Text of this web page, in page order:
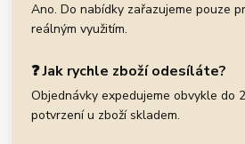
Ano. Do nabídky zařazujeme pouze
reálným využitím.
❓ Jak rychle zboží odesíláte?
Objednávky expedujeme obvykle do
potvrzení u zboží skladem.